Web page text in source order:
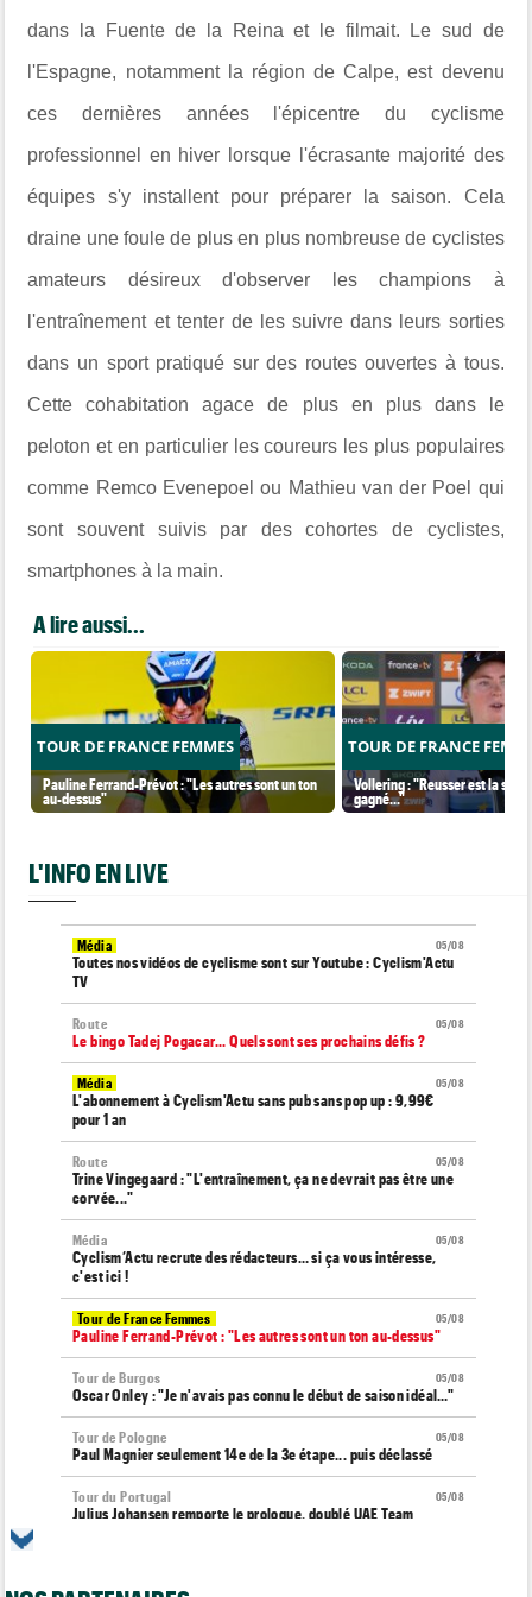
dans la Fuente de la Reina et le filmait. Le sud de
l'Espagne, notamment la région de Calpe, est devenu
ces dernières années l'épicentre du cyclisme
professionnel en hiver lorsque l'écrasante majorité des
équipes s'y installent pour préparer la saison. Cela
draine une foule de plus en plus nombreuse de cyclistes
amateurs désireux d'observer les champions à
l'entraînement et tenter de les suivre dans leurs sorties
dans un sport pratiqué sur des routes ouvertes à tous.
Cette cohabitation agace de plus en plus dans le
peloton et en particulier les coureurs les plus populaires
comme Remco Evenepoel ou Mathieu van der Poel qui
sont souvent suivis par des cohortes de cyclistes,
smartphones à la main.
A lire aussi...
TOUR DE FRANCE FEMMES
Pauline Ferrand-Prévot : "Les autres sont un ton
au-dessus"
TOUR DE FRANCE
Vollering : "Reusser est la
gagné..."
L'INFO EN LIVE
05/08
Média
Toutes nos vidéos de cyclisme sont sur Youtube : Cyclism'Actu
TV
05/08
Route
Le bingo Tadej Pogacar... Quels sont ses prochains défis ?
05/08
Média
L'abonnement à Cyclism'Actu sans pub sans pop up : 9,99€
pour 1 an
05/08
Route
Trine Vingegaard : "L'entraînement, ça ne devrait pas être une
corvée..."
05/08
Média
Cyclism’Actu recrute des rédacteurs… si ça vous intéresse,
c'est ici !
05/08
Tour de France Femmes
Pauline Ferrand-Prévot : "Les autres sont un ton au-dessus"
05/08
Tour de Burgos
Oscar Onley : "Je n'avais pas connu le début de saison idéal…"
05/08
Tour de Pologne
Paul Magnier seulement 14e de la 3e étape... puis déclassé
05/08
Tour du Portugal
Julius Johansen remporte le prologue, doublé UAE Team
Marlen Reusser : "C'était différent du Mont Ventoux..."